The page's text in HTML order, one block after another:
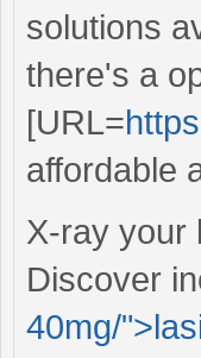
solutions
there's a
[URL=
affordable
X-ray your
Discover
40mg/